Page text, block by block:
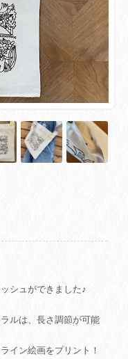
シュができました♪
ルは、長さ調節が可能
イン絵画をプリント！